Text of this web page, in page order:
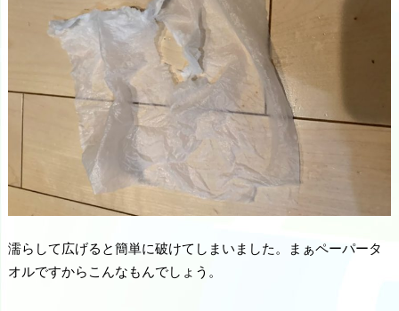
濡らして広げると簡単に破けてしまいました。まぁペーパータ
オルですからこんなもんでしょう。